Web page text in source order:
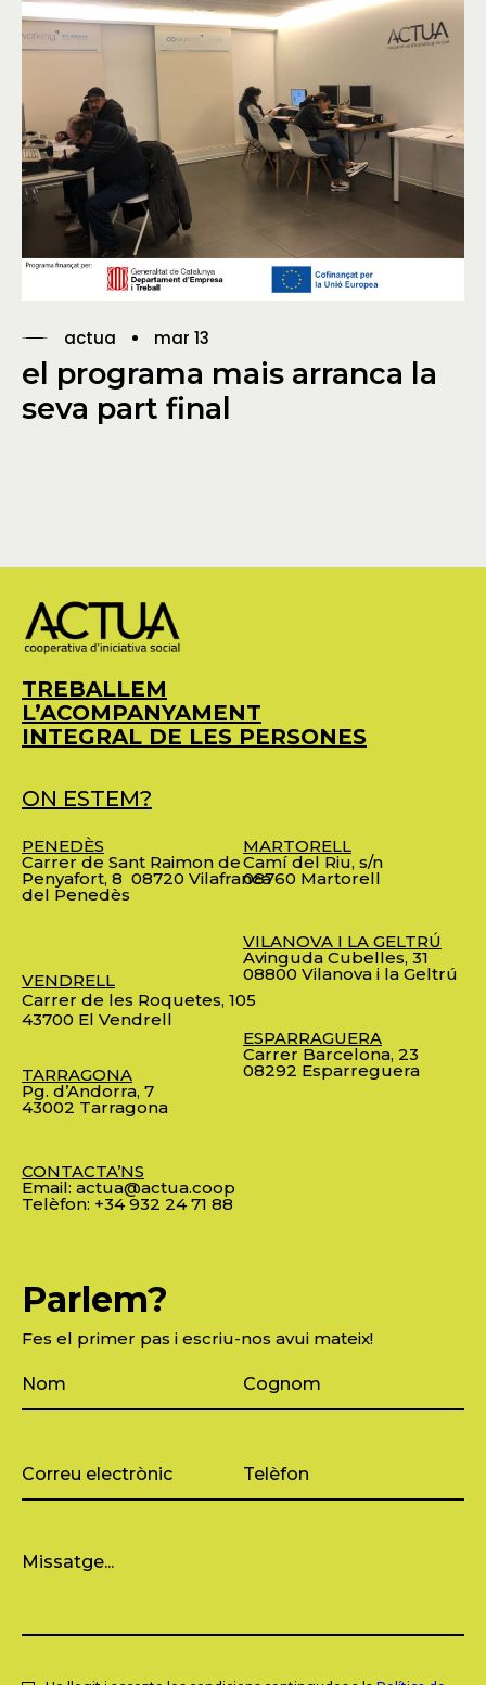
actua mar 13
el programa mais arranca la
seva part final
TREBALLEM
L’ACOMPANYAMENT
INTEGRAL DE LES PERSONES
ON ESTEM?
PENEDÈS
Carrer de Sant Raimon de
Penyafort, 8 08720 Vilafranca
del Penedès
VENDRELL
Carrer de les Roquetes, 105
43700 El Vendrell
TARRAGONA
Pg. d’Andorra, 7
43002 Tarragona
CONTACTA’NS
Email: actua@actua.coop
Telèfon: +34 932 24 71 88
MARTORELL
Camí del Riu, s/n
08760 Martorell
VILANOVA I LA GELTRÚ
Avinguda Cubelles, 31
08800 Vilanova i la Geltrú
ESPARRAGUERA
Carrer Barcelona, 23
08292 Esparreguera
Parlem?
Fes el primer pas i escriu-nos avui mateix!